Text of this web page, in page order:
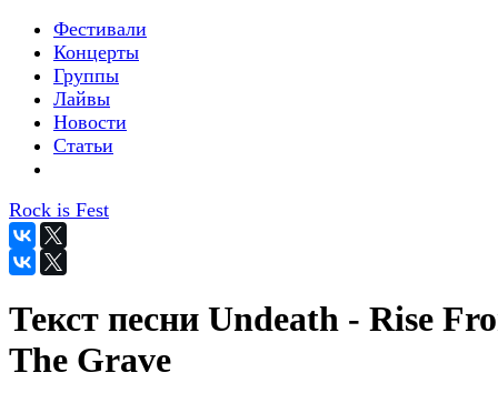
Фестивали
Концерты
Группы
Лайвы
Новости
Статьи
Rock is Fest
Текст песни Undeath - Rise
The Grave